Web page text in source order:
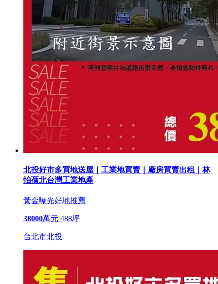
北投好市多買地送屋｜工業地買賣｜廠房買賣出租｜林
怡蒨北台灣工業地產
黃金曝光好地推薦
38000萬元 488坪
台北市北投